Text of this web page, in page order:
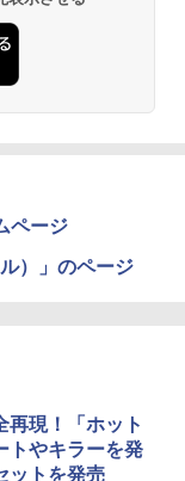
ページ
）」のページ
再現！「ホット
トやキラーを発
ットを発売